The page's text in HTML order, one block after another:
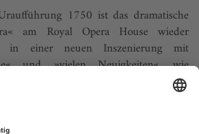
1750 ist das dramatische
am Royal Opera House wieder
in einer neuen Inszenierung mit
und »vielen Neuigkeiten«, wie
verspricht. In der Tat hat die
zuvor noch auf keiner Bühne Bomben
zusammen...